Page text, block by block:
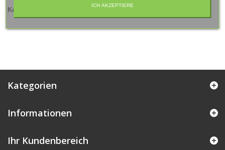
Keine Artikel in dieser Kategorie.
Kategorien
Informationen
Ihr Kundenbereich
ICH AKZEPTIERE